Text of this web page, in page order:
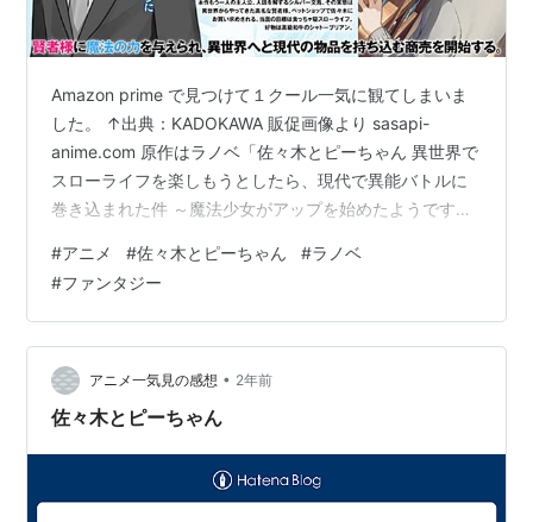
Amazon prime で見つけて１クール一気に観てしまいま
した。 ↑出典：KADOKAWA 販促画像より sasapi-
anime.com 原作はラノベ「佐々木とピーちゃん 異世界で
スローライフを楽しもうとしたら、現代で異能バトルに
巻き込まれた件 ～魔法少女がアップを始めたようです
っぱりわからないという珍しい？例かも ひさしぶりに心
から？楽しめるアニメでした。（個人的好み、感想で
す）。 その理由を整理してみました。 主人公が美男美女
では無い中年（元）社畜会社員（これ重要。さすがにラ
ノベ&アニメなので登場人物はそれなりに美男美女多数）
愛と…
#アニメ #佐々木とピーちゃん #ラノベ
#ファンタジー
アニメ一気見の感想 • 2年前
佐々木とピーちゃん